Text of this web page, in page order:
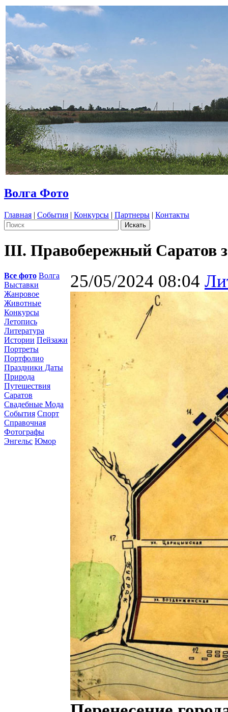
Волга Фото
Главная | События | Конкурсы | Партнеры | Контакты
III. Правобережный Саратов
Все фото Волга
Выставки
Жанровое
Животные
Конкурсы
Летопись
Литература
Истории Пейзажи
Портреты
Портфолио
Праздники Даты
Природа
Путешествия
Саратов
Свадебные Мода
События Спорт
Справочная
Фотографы
Энгельс Юмор
25/05/2024 08:04